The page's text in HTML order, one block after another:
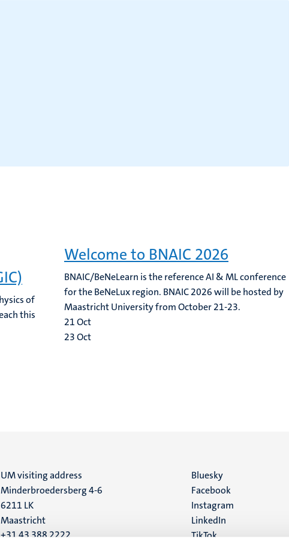
of
this
Welcome to BNAIC 2026
BNAIC/BeNeLearn is the reference AI & ML conference
for the BeNeLux region. BNAIC 2026 will be hosted by
Maastricht University from October 21-23.
21Oct
23Oct
UM visiting address
Minderbroedersberg 4-6
6211 LK
Maastricht
+31 43 388 2222
Social
media
Bluesky
Facebook
Instagram
LinkedIn
TikTok